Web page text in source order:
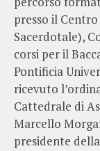
presso il
Sacerdotale),
corsi per il
Pontificia
ricevuto
Cattedrale di
Marcello
presidente